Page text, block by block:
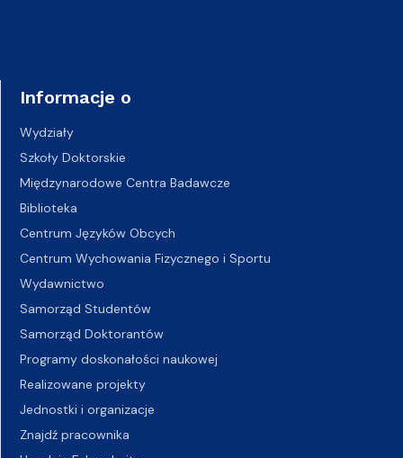
Informacje o
Wydziały
Szkoły Doktorskie
Międzynarodowe Centra Badawcze
Biblioteka
Centrum Języków Obcych
Centrum Wychowania Fizycznego i Sportu
Wydawnictwo
Samorząd Studentów
Samorząd Doktorantów
Programy doskonałości naukowej
Realizowane projekty
Jednostki i organizacje
Znajdź pracownika